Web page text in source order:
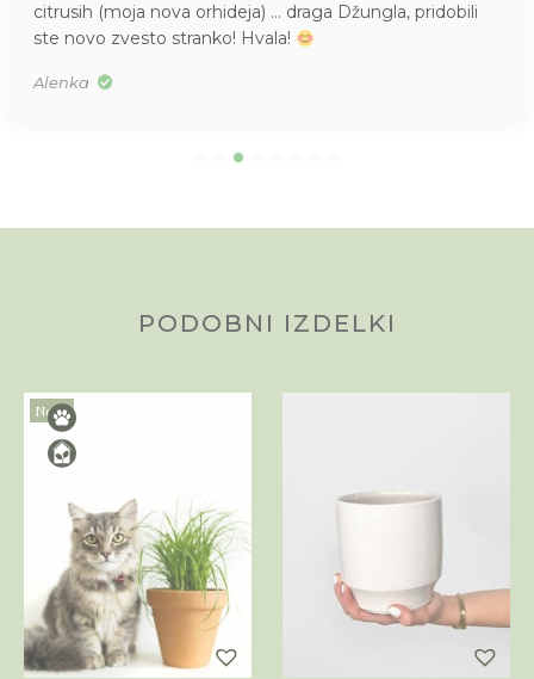
citrusih (moja nova orhideja) … draga Džungla, pridobili
ste novo zvesto stranko! Hvala!
Alenka
PODOBNI IZDELKI
Novo